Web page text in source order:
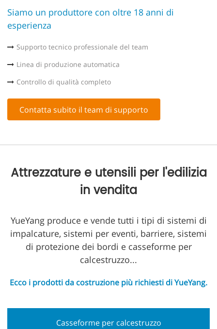
Siamo un produttore con oltre 18 anni di
esperienza
Supporto tecnico professionale del team
Linea di produzione automatica
Controllo di qualità completo
Contatta subito il team di supporto
Attrezzature e utensili per l'edilizia
in vendita
YueYang produce e vende tutti i tipi di sistemi di
impalcature, sistemi per eventi, barriere, sistemi
di protezione dei bordi e casseforme per
calcestruzzo...
Ecco i prodotti da costruzione più richiesti di YueYang.
Casseforme per calcestruzzo